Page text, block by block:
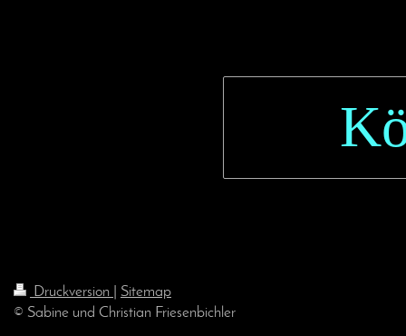
Druckversion
Sitemap
© Sabine und Christian Friesenbichler